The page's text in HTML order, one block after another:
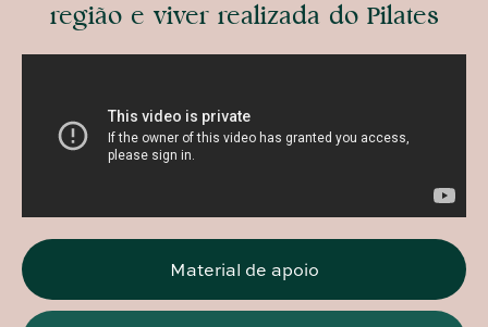
região e viver realizada do Pilates
Material de apoio